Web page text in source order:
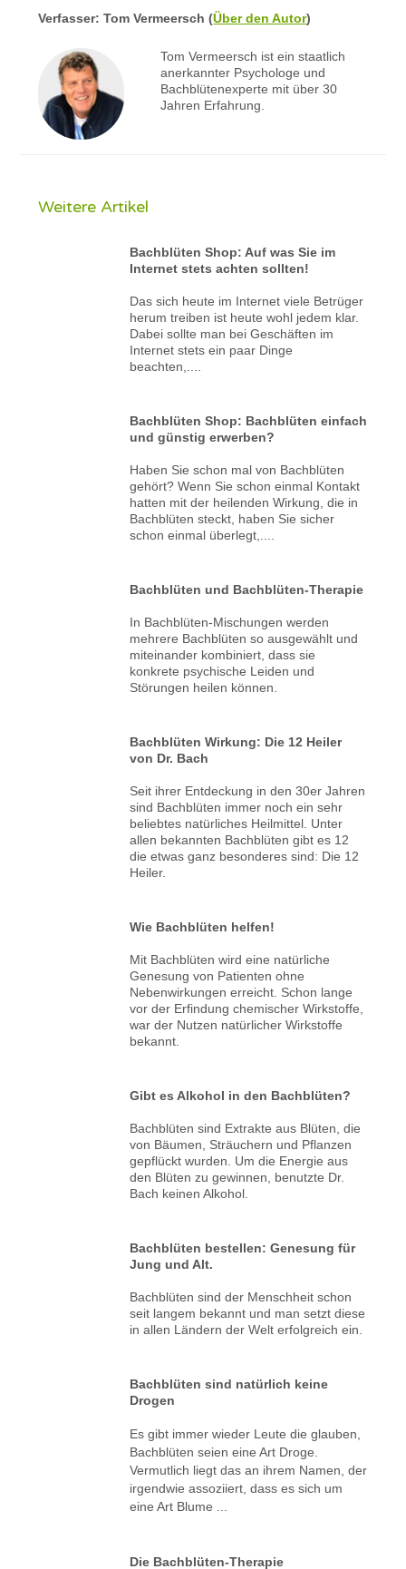
Verfasser:Tom Vermeersch (Über den Autor)
Tom Vermeersch ist ein staatlich
anerkannter Psychologe und
Bachblütenexperte mit über 30
Jahren Erfahrung.
Weitere Artikel
Bachblüten Shop: Auf was Sie im
Internet stets achten sollten!
Das sich heute im Internet viele Betrüger
herum treiben ist heute wohl jedem klar.
Dabei sollte man bei Geschäften im
Internet stets ein paar Dinge
beachten,....
Bachblüten Shop: Bachblüten einfach
und günstig erwerben?
Haben Sie schon mal von Bachblüten
gehört? Wenn Sie schon einmal Kontakt
hatten mit der heilenden Wirkung, die in
Bachblüten steckt, haben Sie sicher
schon einmal überlegt,....
Bachblüten und Bachblüten-Therapie
In Bachblüten-Mischungen werden
mehrere Bachblüten so ausgewählt und
miteinander kombiniert, dass sie
konkrete psychische Leiden und
Störungen heilen können.
Bachblüten Wirkung: Die 12 Heiler
von Dr. Bach
Seit ihrer Entdeckung in den 30er Jahren
sind Bachblüten immer noch ein sehr
beliebtes natürliches Heilmittel. Unter
allen bekannten Bachblüten gibt es 12
die etwas ganz besonderes sind: Die 12
Heiler.
Wie Bachblüten helfen!
Mit Bachblüten wird eine natürliche
Genesung von Patienten ohne
Nebenwirkungen erreicht. Schon lange
vor der Erfindung chemischer Wirkstoffe,
war der Nutzen natürlicher Wirkstoffe
bekannt.
Gibt es Alkohol in den Bachblüten?
Bachblüten sind Extrakte aus Blüten, die
von Bäumen, Sträuchern und Pflanzen
gepflückt wurden. Um die Energie aus
den Blüten zu gewinnen, benutzte Dr.
Bach keinen Alkohol.
Bachblüten bestellen: Genesung für
Jung und Alt.
Bachblüten sind der Menschheit schon
seit langem bekannt und man setzt diese
in allen Ländern der Welt erfolgreich ein.
Bachblüten sind natürlich keine
Drogen
Es gibt immer wieder Leute die glauben,
Bachblüten seien eine Art Droge.
Vermutlich liegt das an ihrem Namen, der
irgendwie assoziiert, dass es sich um
eine Art Blume ...
Die Bachblüten-Therapie